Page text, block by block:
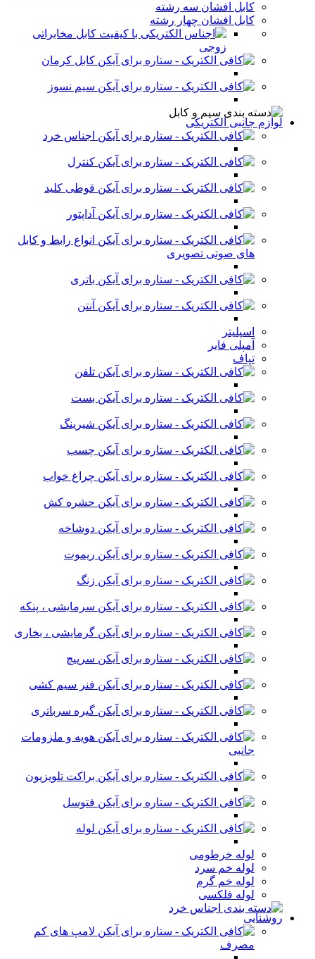
کابل افشان سه رشته
کابل افشان چهار رشته
کابل مخابراتی
زوجی
کابل کرمان
سیم نسوز
لوازم جانبی الکتریکی
اجناس خرد
کنترل
قوطی کلید
آداپتور
انواع رابط و کابل
های صوتی تصویری
باتری
آنتن
اسپلیتر
آمپلی فایر
تپاف
تلفن
بست
شیرینگ
چسب
چراغ خواب
حشره کش
دوشاخه
ریموت
زنگ
سرمایشی ، پنکه
گرمایشی ، بخاری
سرپیچ
فنر سیم کشی
گیره سرباتری
هویه و ملزومات
جانبی
براکت تلویزیون
فتوسل
لوله
لوله خرطومی
لوله خم سرد
لوله خم گرم
لوله فلکسی
روشنایی
لامپ های کم
مصرف